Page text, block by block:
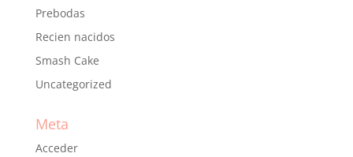
Prebodas
Recien nacidos
Smash Cake
Uncategorized
Meta
Acceder